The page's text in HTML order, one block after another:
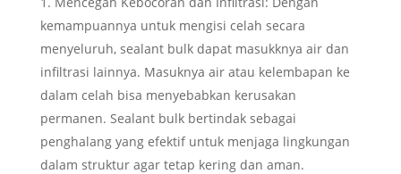
kemampuannya untuk mengisi celah secara
menyeluruh, sealant bulk dapat masukknya air dan
infiltrasi lainnya. Masuknya air atau kelembapan ke
dalam celah bisa menyebabkan kerusakan
permanen. Sealant bulk bertindak sebagai
penghalang yang efektif untuk menjaga lingkungan
dalam struktur agar tetap kering dan aman.